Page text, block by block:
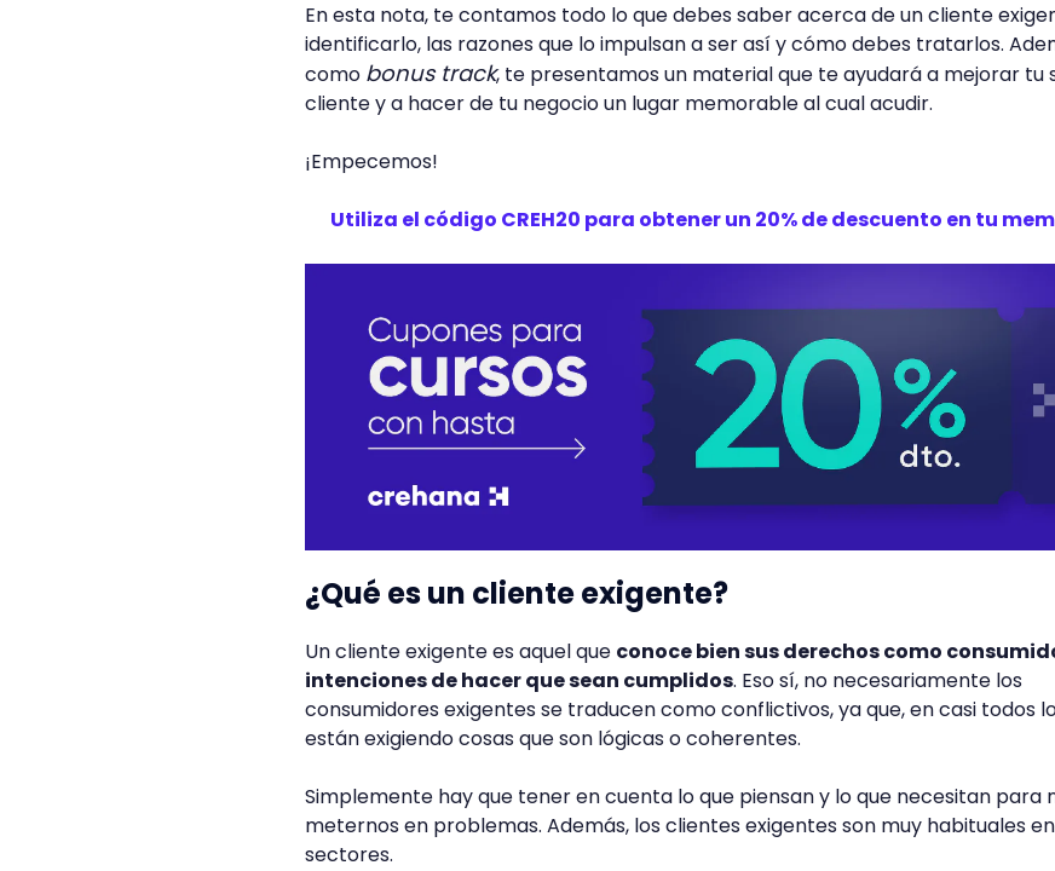
En esta nota, te contamos todo lo que debes saber acerca de un cliente
identificarlo, las razones que lo impulsan a ser así y cómo debes tratarlos.
como bonus track, te presentamos un material que te ayudará a mejorar tu
cliente y a hacer de tu negocio un lugar memorable al cual acudir.
¡Empecemos!
Utiliza el código CREH20 para obtener un 20% de descuento en tu
¿Qué es un cliente exigente?
Un cliente exigente es aquel que conoce bien sus derechos como
intenciones de hacer que sean cumplidos. Eso sí, no necesariamente los
consumidores exigentes se traducen como conflictivos, ya que, en casi todos
están exigiendo cosas que son lógicas o coherentes.
Simplemente hay que tener en cuenta lo que piensan y lo que necesitan para
meternos en problemas. Además, los clientes exigentes son muy habituales
sectores.